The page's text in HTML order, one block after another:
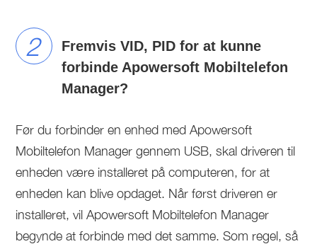
2
Fremvis VID, PID for at kunne
forbinde Apowersoft Mobiltelefon
Manager?
Før du forbinder en enhed med Apowersoft
Mobiltelefon Manager gennem USB, skal driveren til
enheden være installeret på computeren, for at
enheden kan blive opdaget. Når først driveren er
installeret, vil Apowersoft Mobiltelefon Manager
begynde at forbinde med det samme. Som regel, så